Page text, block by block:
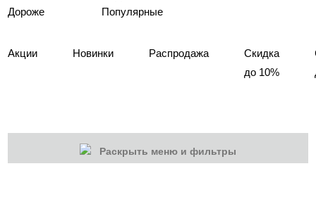
Дороже
Популярные
Акции Новинки Распродажа
Скидка
до 10%
Раскрыть меню и фильтры